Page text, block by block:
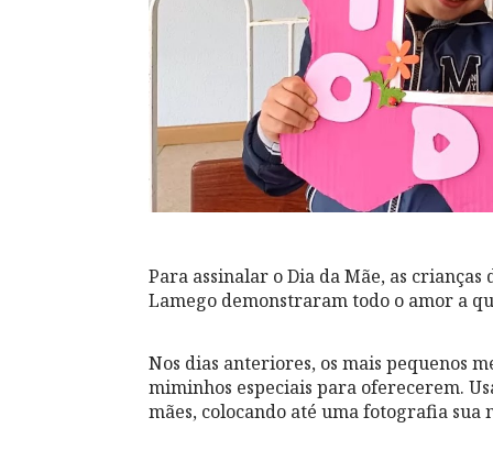
Para assinalar o Dia da Mãe, as
Lamego demonstraram todo o amor a
Nos dias anteriores, os mais pequenos
miminhos especiais para oferecerem.
mães, colocando até uma fotografia sua